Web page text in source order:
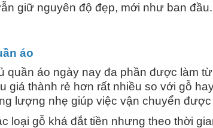
giữ nguyên độ đẹp, mới như ban đầu.
áo
quần áo ngày nay đa phần được làm
giá thành rẻ hơn rất nhiều so với gỗ
lượng nhẹ giúp việc vận chuyển
loại gỗ khá đắt tiền nhưng theo thời